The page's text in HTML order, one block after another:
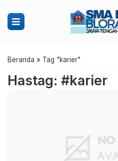
Beranda » Tag "karier"
Hastag: #karier